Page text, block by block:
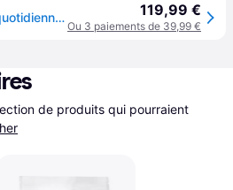
EUKANUBA Croquettes quotidiennes pour chiens à digestion sensible 12 kg 119,99 €
Ou 3 paiements de 39,99 €
de produits qui pourraient